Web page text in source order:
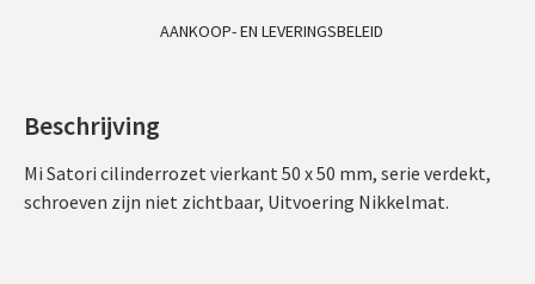
AANKOOP- EN LEVERINGSBELEID
Beschrijving
Mi Satori cilinderrozet vierkant 50 x 50 mm, serie verdekt,
schroeven zijn niet zichtbaar, Uitvoering Nikkelmat.